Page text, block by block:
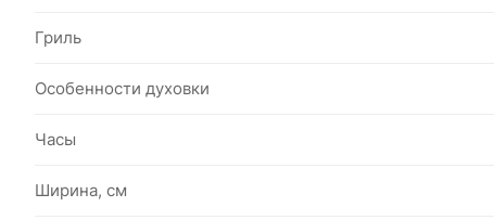
Гриль
Особенности духовки
Часы
Ширина, см